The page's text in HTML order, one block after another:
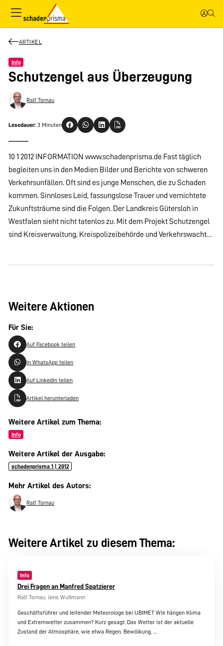
ARTIKEL
Info
Schutzengel aus Überzeugung
Ralf Tornau
Lesedauer: 3 Minuten
10 1 2012 INFORMATION www.schadenprisma.de Fast täglich
begleiten uns in den Medien Bilder und Berichte von schweren
Verkehrsunfällen. Oft sind es junge Menschen, die zu Schaden
kommen. Sinnloses Leid, fassungslose Trauer und vernichtete
Zukunftsträume sind die Folgen. Der Landkreis Gütersloh in
Westfalen sieht nicht tatenlos zu. Mit dem Projekt Schutzengel
sind Kreisverwaltung, Kreispolizeibehörde und Verkehrswacht…
Weitere Aktionen
Für Sie:
Auf Facebook teilen
In WhatsApp teilen
Auf LinkedIn teilen
Artikel herunterladen
Weitere Artikel zum Thema:
Info
Weitere Artikel der Ausgabe:
schadenprisma 1 | 2012
Mehr Artikel des Autors:
Ralf Tornau
Weitere Artikel zu diesem Thema:
Info
Drei Fragen an Manfred Spatzierer
Ralf Tornau, Jens Wußmann
Geschäftsführer und leitender Meteorologe bei UBIMET Wie hängen Klima
und Extremwetter zusammen? Kurz gesagt: Das Wetter ist der aktuelle
Zustand der Atmosphäre, wie etwa Regen, Bewölkung,